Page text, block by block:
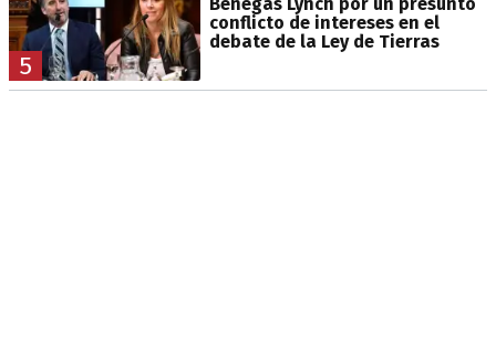
5
conflicto de intereses en el
debate de la Ley de Tierras